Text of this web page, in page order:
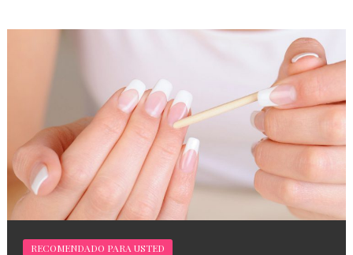
RECOMENDADO PARA USTED